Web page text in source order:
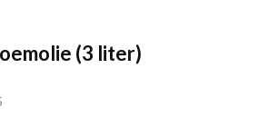
(3 liter)